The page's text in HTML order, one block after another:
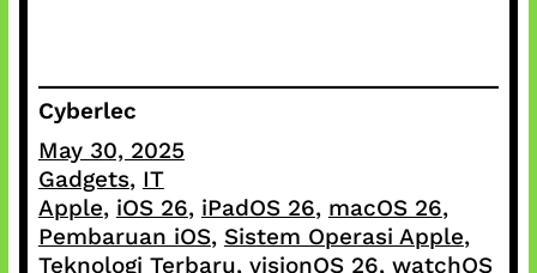
Cyberlec
May 30, 2025
Gadgets, IT
Apple, iOS 26, iPadOS 26, macOS 26 ,
Pembaruan iOS, Sistem Operasi Apple ,
Teknologi Terbaru, visionOS 26, watchOS